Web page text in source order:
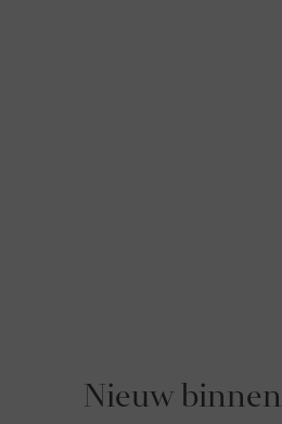
Nieuw binnen